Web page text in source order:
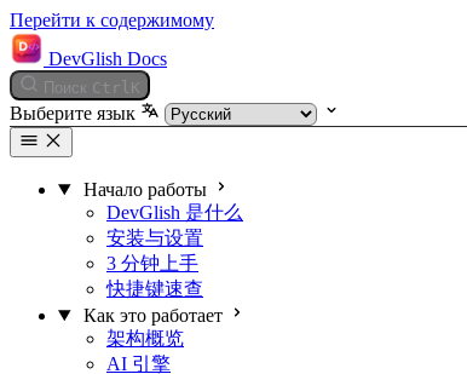
Перейти к содержимому
DevGlish Docs
Поиск Ctrl K
Выберите язык
Начало работы
DevGlish 是什么
安装与设置
3 分钟上手
快捷键速查
Как это работает
架构概览
AI 引擎